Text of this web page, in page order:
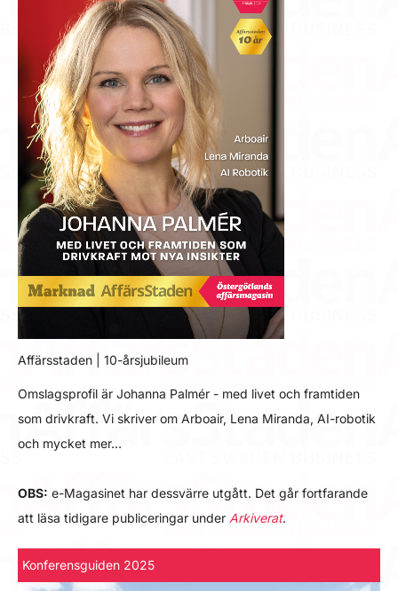
Affärsstaden | 10-årsjubileum
Omslagsprofil är Johanna Palmér - med livet och framtiden
som drivkraft. Vi skriver om Arboair, Lena Miranda, AI-robotik
och mycket mer…
OBS: e-Magasinet har dessvärre utgått. Det går fortfarande
att läsa tidigare publiceringar under Arkiverat.
Konferensguiden 2025